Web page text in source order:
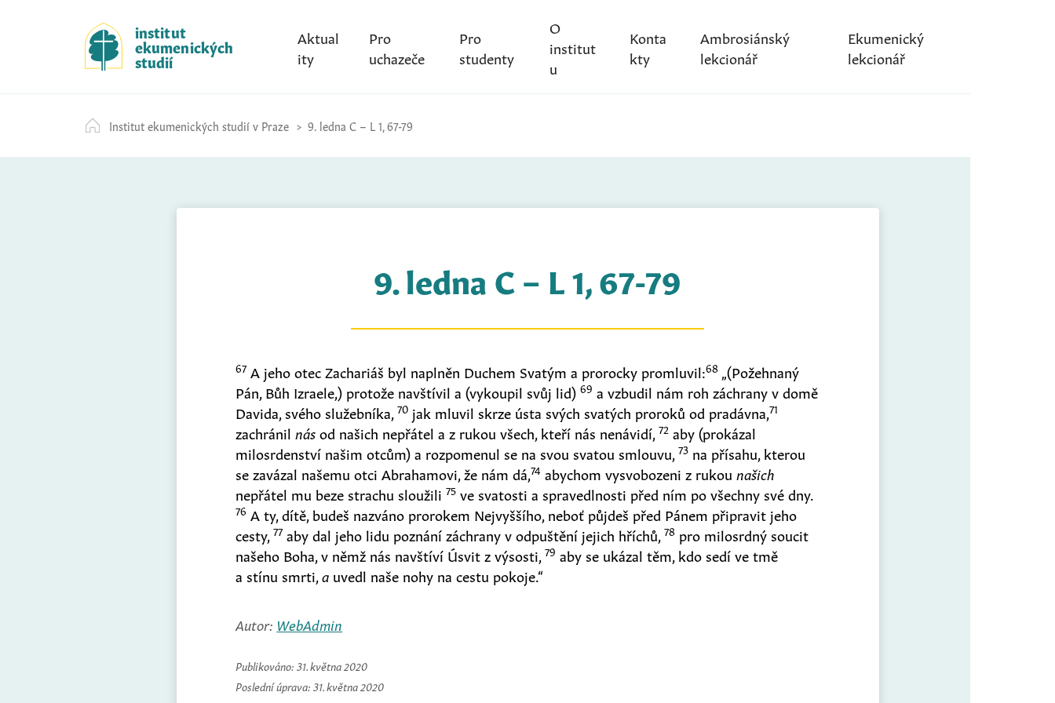
k
i
p
t
c
o
institut
ekumenických
studií
Aktual
ity
Pro
uchazeče
Pro
studenty
O
institut
u
Konta
kty
Ambrosiánský
lekcionář
Ekumenický
lekcionář
Institut ekumenických studií v Praze 9. ledna C – L 1, 67-79
9. ledna C – L 1, 67-79
67 A jeho otec Zachariáš byl naplněn Duchem Svatým a prorocky promluvil:68 „(Požehnaný
Pán, Bůh Izraele,) protože navštívil a(vykoupil svůj lid) 69 a vzbudil nám roh záchrany v domě
Davida, svého služebníka,70 jak mluvil skrze ústa svých svatých proroků od pradávna,71
zachránil násod našich nepřátel a z rukou všech, kteří nás nenávidí,72 aby(prokázal
milosrdenství našim otcům)a rozpomenul se na svou svatou smlouvu,73 na přísahu, kterou
se zavázal našemu otci Abrahamovi, že nám dá,74 abychom vysvobozeni z rukou našich
nepřátel mu beze strachu sloužili75 ve svatosti a spravedlnosti před ním po všechny své dny.
76 A ty, dítě, budeš nazváno prorokem Nejvyššího, neboť půjdeš před Pánem připravit jeho
cesty,77 aby dal jeho lidu poznání záchrany v odpuštění jejich hříchů,78 pro milosrdný soucit
našeho Boha, v němž nás navštíví Úsvit z výsosti,79 aby se ukázal těm, kdo sedí ve tmě
a stínu smrti,a uvedl naše nohy na cestu pokoje.“
Autor: WebAdmin
Publikováno: 31. května 2020
Poslední úprava: 31. května 2020